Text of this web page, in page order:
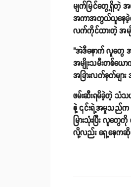
မျက်မြင်တွေ့ရှိတဲ့ အ
အကာအကွယ်ယူနေခဲ့တာ
လက်ကိုင်ထားတဲ့ အမ
"အဲဒီနောက် လူတွေ
အမျိုးသမီးတစ်ယေ
အခြားလက်နက်မျာ
ဖမ်းဆီးရမိခဲ့တဲ့ သံသယ
နဲ့ ၎င်းရဲ့အမှုသည်က အ
မြားသုံးပြီး လူတွ
လို့လည်း ရှေ့နေကဆို